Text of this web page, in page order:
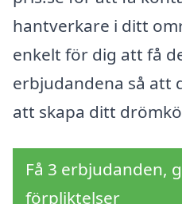
hantverkare i ditt
enkelt för dig att få
erbjudandena så att
att skapa ditt
Få 3 erbjudanden,
förpliktelser